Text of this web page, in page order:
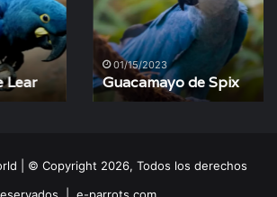
01/15/2023
Guacamayo de Spix
| © Copyright 2026, Todos los derechos